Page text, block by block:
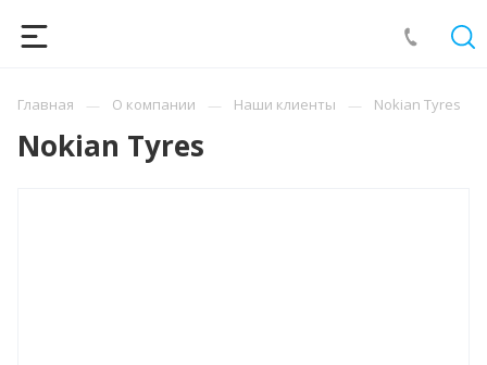
Главная О компании Наши клиенты Nokian Tyres
Nokian Tyres